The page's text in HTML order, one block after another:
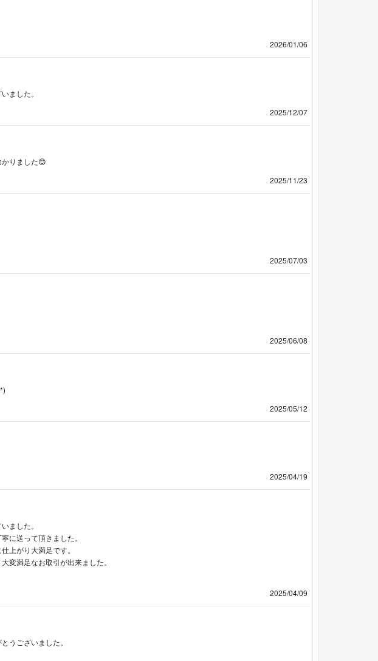
2026/01/06
ました。
2025/12/07
りました😊
2025/11/23
2025/07/03
2025/06/08
2025/05/12
2025/04/19
ました。
に送って頂きました。
上がり大満足です。
変満足なお取引が出来ました。
2025/04/09
うございました。